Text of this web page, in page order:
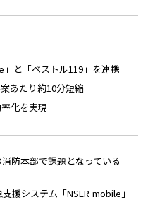
と「ベストル119」を連携
あたり約10分短縮
化を実現
防本部で課題となっている
援システム「NSER mobile」